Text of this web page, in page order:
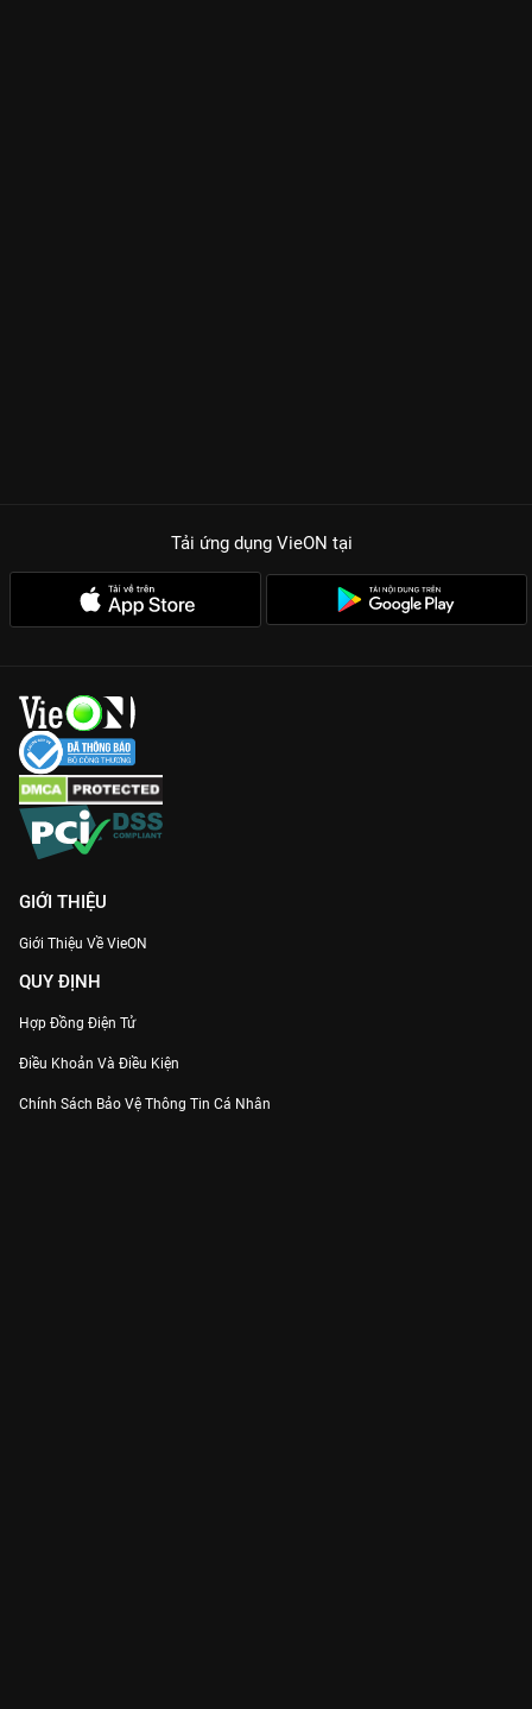
Tải ứng dụng VieON tại
GIỚI THIỆU
Giới Thiệu Về VieON
QUY ĐỊNH
Hợp Đồng Điện Tử
Điều Khoản Và Điều Kiện
Chính Sách Bảo Vệ Thông Tin Cá Nhân